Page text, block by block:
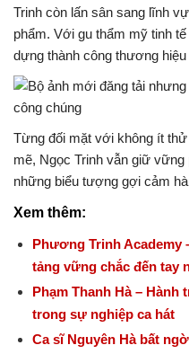
Trinh còn lấn sân sang lĩnh
phẩm. Với gu thẩm mỹ tinh
dựng thành công thương
Từng đối mặt với không ít
mẽ, Ngọc Trinh vẫn giữ vững
những biểu tượng gợi cảm
Xem thêm:
Phương Trinh
tảng vững chắc đến tay
Phạm Thanh Hà –
trong sự nghiệp ca hát
Ca sĩ Nguyên Hà bất